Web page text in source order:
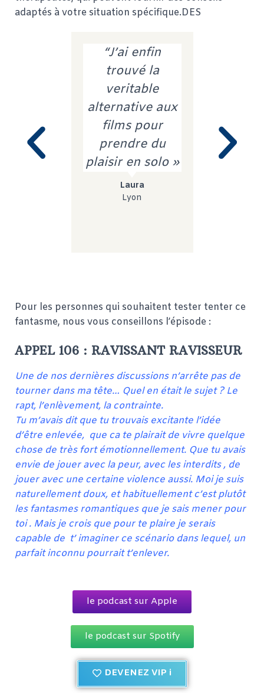
adaptés à votre situation spécifique.DES
“J’ai enfin
trouvé la
veritable
alternative aux
films pour
prendre du
plaisir en solo »
Laura
Lyon
du
de la
du
Pour les personnes qui souhaitent tester tenter ce
fantasme, nous vous conseillons l’épisode :
APPEL 106 : RAVISSANT RAVISSEUR
Une de nos dernières discussions n’arrête pas de
tourner dans ma tête… Quel en était le sujet ? Le
rapt, l’enlèvement, la contrainte.
Tu m’avais dit que tu trouvais excitante l’idée
d’être enlevée, que ca te plairait de vivre quelque
chose de très fort émotionnellement. Que tu avais
envie de jouer avec la peur, avec les interdits , de
jouer avec une certaine violence aussi. Moi je suis
naturellement doux, et habituellement c’est plutôt
les fantasmes romantiques que je sais mener pour
toi . Mais je crois que pour te plaire je serais
capable de t’ imaginer ce scénario dans lequel, un
parfait inconnu pourrait t’enlever.
le podcast sur Apple
le podcast sur Spotify
DEVENEZ VIP i